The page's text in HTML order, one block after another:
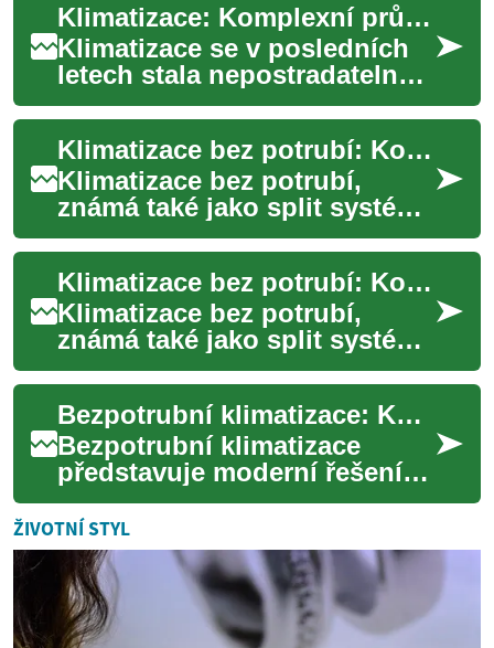
Klimatizace: Komplexní průvodce pro pohodlí domova
Klimatizace se v posledních
letech stala nepostradatelnou
součástí mnoha domácností.
Tento sofistikovaný systém
regul...
Klimatizace bez potrubí: Kompletní průvodce moderním chlazením
Klimatizace bez potrubí,
známá také jako split systém,
představuje moderní řešení
pro efektivní chlazení prostor
bez ...
Klimatizace bez potrubí: Kompletní průvodce pro váš domov
Klimatizace bez potrubí,
známá také jako split systém,
představuje moderní řešení
pro efektivní chlazení a
vytápění p...
Bezpotrubní klimatizace: Komplexní průvodce pro váš domov
Bezpotrubní klimatizace
představuje moderní řešení
pro klimatizování prostoru
bez nutnosti složité instalace
vzduchot...
ŽIVOTNÍ STYL